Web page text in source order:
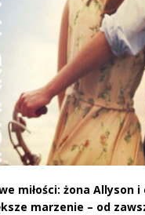
miłości: żona Allyson
marzenie – od